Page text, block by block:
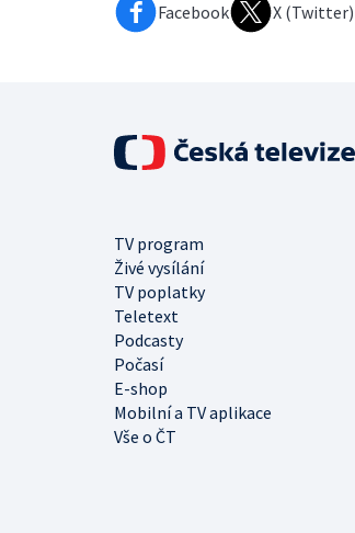
Facebook X (Twitter)
TV program
Živé vysílání
TV poplatky
Teletext
Podcasty
Počasí
E-shop
Mobilní a TV aplikace
Vše o ČT